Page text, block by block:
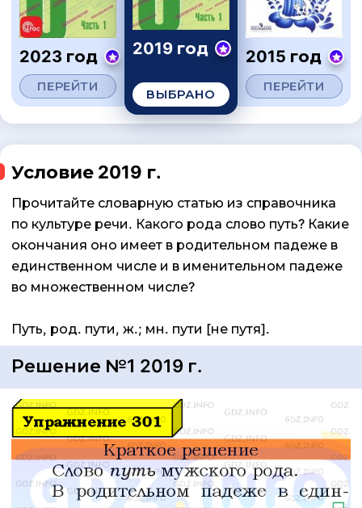
2023 год
ПЕРЕЙТИ
2019 год
ВЫБРАНО
2015 год
ПЕРЕЙТИ
Условие 2019 г.
Прочитайте словарную статью из справочника
по культуре речи. Какого рода слово путь? Какие
окончания оно имеет в родительном падеже в
единственном числе и в именительном падеже
во множественном числе?
Путь, род. пути, ж.; мн. пути [не путя].
Решение №1 2019 г.